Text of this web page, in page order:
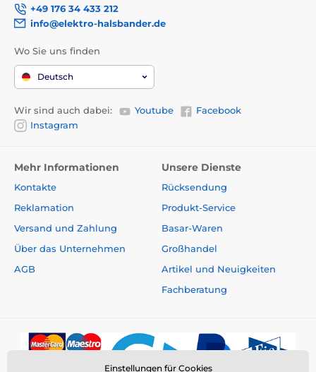
+49 176 34 433 212
info@elektro-halsbander.de
Wo Sie uns finden
Deutsch
Wir sind auch dabei: Youtube
Facebook
Instagram
Mehr Informationen
Kontakte
Reklamation
Versand und Zahlung
Über das Unternehmen
AGB
Unsere Dienste
Rücksendung
Produkt-Service
Basar-Waren
Großhandel
Artikel und Neuigkeiten
Fachberatung
Einstellungen für Cookies